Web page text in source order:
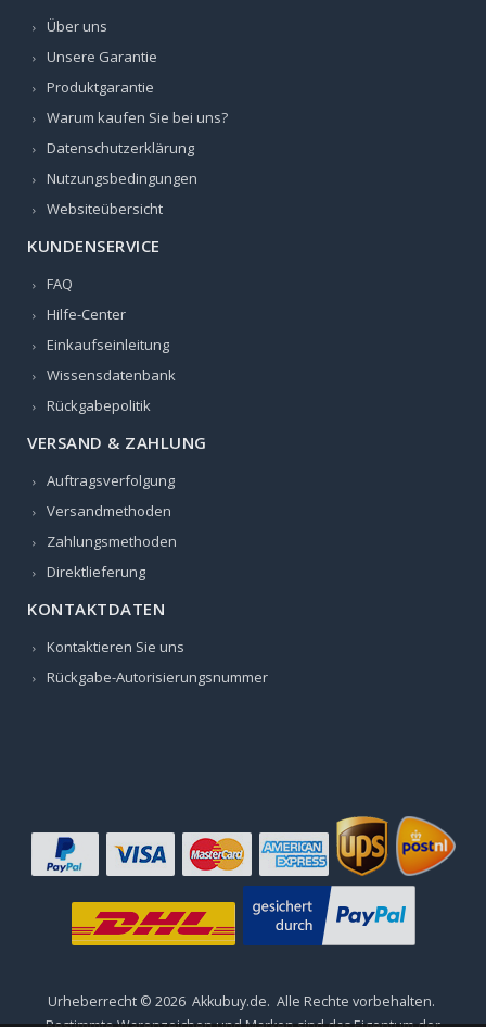
Über uns
Unsere Garantie
Produktgarantie
Warum kaufen Sie bei uns?
Datenschutzerklärung
Nutzungsbedingungen
Websiteübersicht
KUNDENSERVICE
FAQ
Hilfe-Center
Einkaufseinleitung
Wissensdatenbank
Rückgabepolitik
VERSAND & ZAHLUNG
Auftragsverfolgung
Versandmethoden
Zahlungsmethoden
Direktlieferung
KONTAKTDATEN
Kontaktieren Sie uns
Rückgabe-Autorisierungsnummer
Urheberrecht © 2026 Akkubuy.de. Alle Rechte vorbehalten.